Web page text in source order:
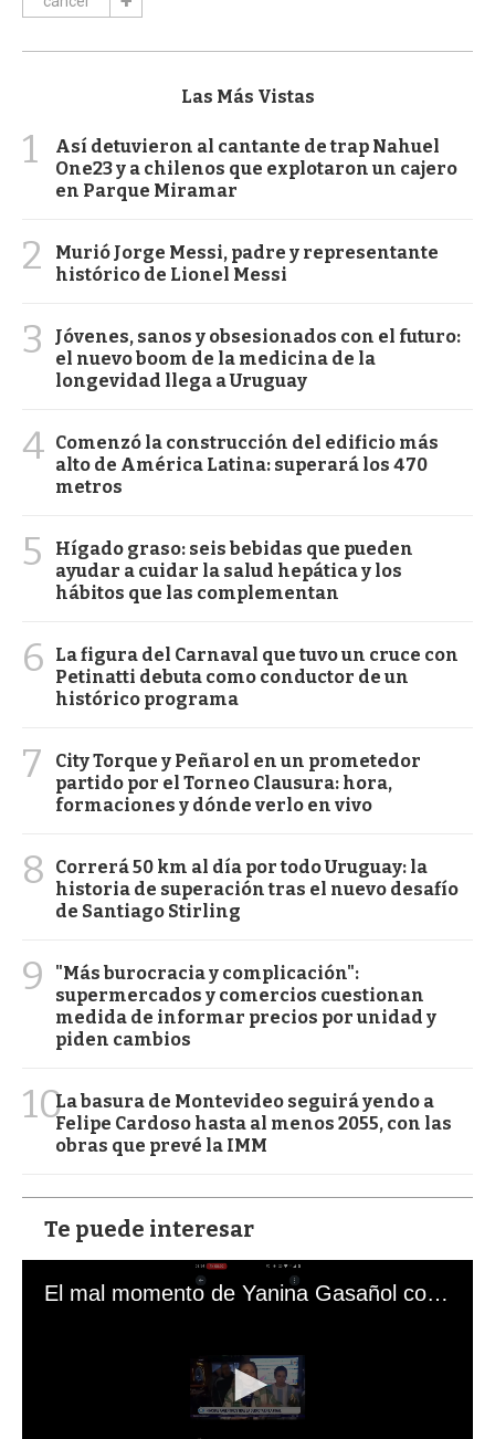
Las Más Vistas
1
Así detuvieron al cantante de trap Nahuel
One23 y a chilenos que explotaron un cajero
en Parque Miramar
2
Murió Jorge Messi, padre y representante
histórico de Lionel Messi
3
Jóvenes, sanos y obsesionados con el futuro:
el nuevo boom de la medicina de la
longevidad llega a Uruguay
4 Comenzó la construcción del edificio más
alto de América Latina: superará los 470
metros
5
Hígado graso: seis bebidas que pueden
ayudar a cuidar la salud hepática y los
hábitos que las complementan
6
La figura del Carnaval que tuvo un cruce con
Petinatti debuta como conductor de un
histórico programa
7
City Torque y Peñarol en un prometedor
partido por el Torneo Clausura: hora,
formaciones y dónde verlo en vivo
8
Correrá 50 km al día por todo Uruguay: la
historia de superación tras el nuevo desafío
de Santiago Stirling
9
"Más burocracia y complicación":
supermercados y comercios cuestionan
medida de informar precios por unidad y
piden cambios
10La basura de Montevideo seguirá yendo a
Felipe Cardoso hasta al menos 2055, con las
obras que prevé la IMM
Te puede interesar
El mal momento de Yanina Gasañol con un hincha argentino en "Subrayado"